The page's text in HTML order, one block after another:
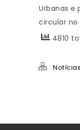
Urbanas e
circular no
4810